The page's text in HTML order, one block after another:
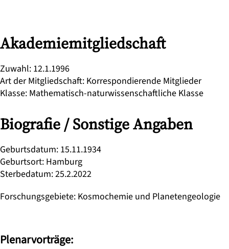
Akademiemitgliedschaft
Zuwahl: 12.1.1996
Art der Mitgliedschaft: Korrespondierende Mitglieder
Klasse: Mathematisch-naturwissenschaftliche Klasse
Biografie / Sonstige Angaben
Geburtsdatum: 15.11.1934
Geburtsort: Hamburg
Sterbedatum:25.2.2022
Forschungsgebiete: Kosmochemie und Planetengeologie
Plenarvorträge: